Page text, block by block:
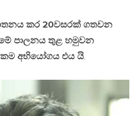
කර 20වසරක් ගතවන
පාලනය තුළ හමුවන
අභියෝගය එය යි.